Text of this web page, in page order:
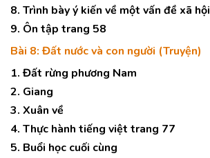
8. Trình bày ý kiến về một vấn đề xã hội
9. Ôn tập trang 58
Bài 8: Đất nước và con người (Truyện)
1. Đất rừng phương Nam
2. Giang
3. Xuân về
4. Thực hành tiếng việt trang 77
5. Buổi học cuối cùng